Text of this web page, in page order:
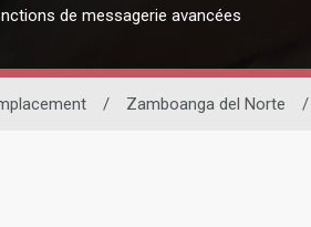
de messagerie avancées
/ Zamboanga del Norte /